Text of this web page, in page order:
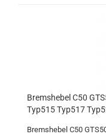
Bremshebel C50
Typ515 Typ517
Bremshebel C50